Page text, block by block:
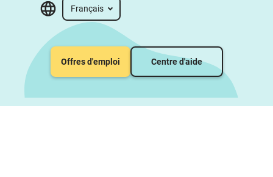
Français
Offres d'emploi Centre d'aide